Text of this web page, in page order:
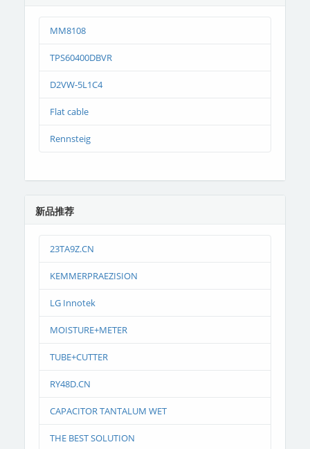
MM8108
TPS60400DBVR
D2VW-5L1C4
Flat cable
Rennsteig
新品推荐
23TA9Z.CN
KEMMERPRAEZISION
LG Innotek
MOISTURE+METER
TUBE+CUTTER
RY48D.CN
CAPACITOR TANTALUM WET
THE BEST SOLUTION